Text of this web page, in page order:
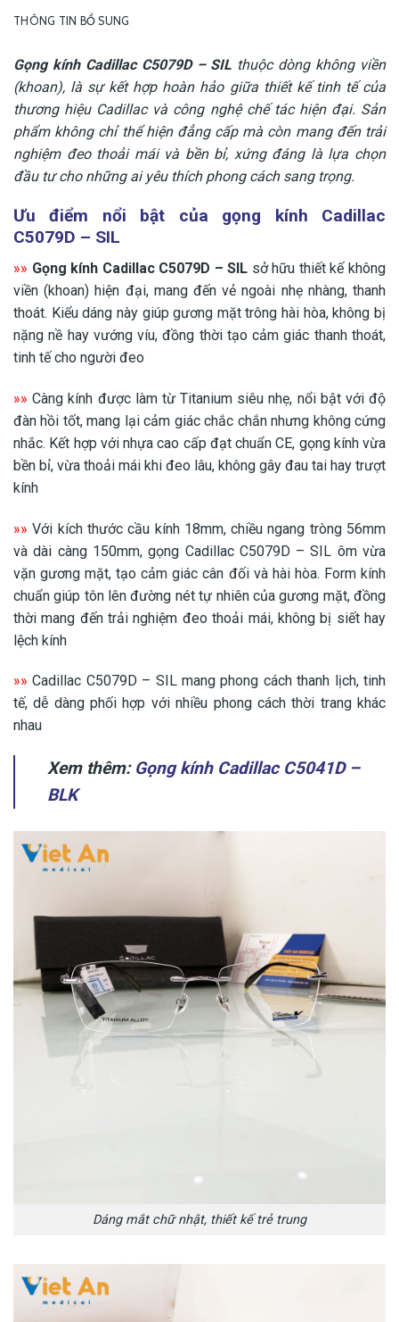
THÔNG TIN BỔ SUNG
Gọng kính Cadillac C5079D – SIL thuộc dòng không viền
(khoan), là sự kết hợp hoàn hảo giữa thiết kế tinh tế của
thương hiệu Cadillac và công nghệ chế tác hiện đại. Sản
phẩm không chỉ thể hiện đẳng cấp mà còn mang đến trải
nghiệm đeo thoải mái và bền bỉ, xứng đáng là lựa chọn
đầu tư cho những ai yêu thích phong cách sang trọng.
Ưu điểm nổi bật của gọng kính Cadillac
C5079D – SIL
»» Gọng kính Cadillac C5079D – SIL sở hữu thiết kế không
viền (khoan) hiện đại, mang đến vẻ ngoài nhẹ nhàng, thanh
thoát. Kiểu dáng này giúp gương mặt trông hài hòa, không bị
nặng nề hay vướng víu, đồng thời tạo cảm giác thanh thoát,
tinh tế cho người đeo
»»Càng kính được làm từ Titanium siêu nhẹ, nổi bật với độ
đàn hồi tốt, mang lại cảm giác chắc chắn nhưng không cứng
nhắc. Kết hợp với nhựa cao cấp đạt chuẩn CE, gọng kính vừa
bền bỉ, vừa thoải mái khi đeo lâu, không gây đau tai hay trượt
kính
»»Với kích thước cầu kính 18mm, chiều ngang tròng 56mm
và dài càng 150mm, gọng Cadillac C5079D – SIL ôm vừa
vặn gương mặt, tạo cảm giác cân đối và hài hòa. Form kính
chuẩn giúp tôn lên đường nét tự nhiên của gương mặt, đồng
thời mang đến trải nghiệm đeo thoải mái, không bị siết hay
lệch kính
»»Cadillac C5079D – SIL mang phong cách thanh lịch, tinh
tế, dễ dàng phối hợp với nhiều phong cách thời trang khác
nhau
Xem thêm: Gọng kính Cadillac C5041D –
BLK
Dáng mắt chữ nhật, thiết kế trẻ trung